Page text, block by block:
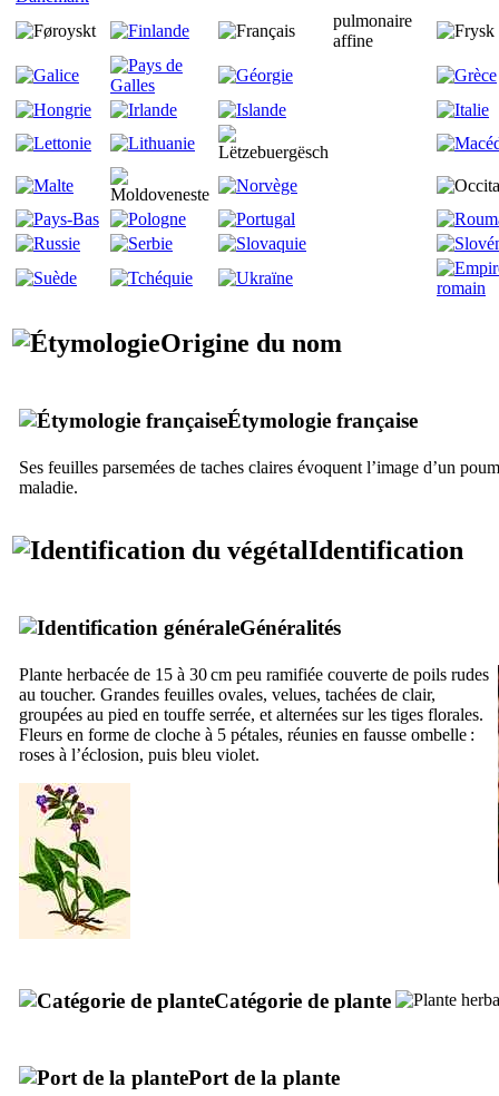
pulmonaire
affine
Origine du nom
Étymologie française
Ses feuilles parsemées de taches claires évoquent l’image d’un
maladie.
Identification
Généralités
Plante herbacée de 15 à 30 cm peu ramifiée couverte de poils rudes
au toucher. Grandes feuilles ovales, velues, tachées de clair,
groupées au pied en touffe serrée, et alternées sur les tiges florales.
Fleurs en forme de cloche à 5 pétales, réunies en fausse ombelle :
roses à l’éclosion, puis bleu violet.
Catégorie de plante
Port de la plante